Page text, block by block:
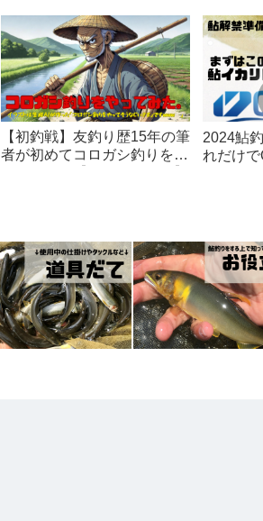
【初釣戦】友釣り歴15年の筆
者が初めてコロガシ釣りをや
2024鮎
れだけ